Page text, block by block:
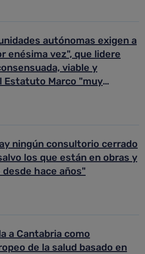
autónomas exigen a
enésima vez", que lidere
viable y
Estatuto Marco "muy
ningún consultorio cerrado
los que están en obras y
hace años"
a Cantabria como
de la salud basado en